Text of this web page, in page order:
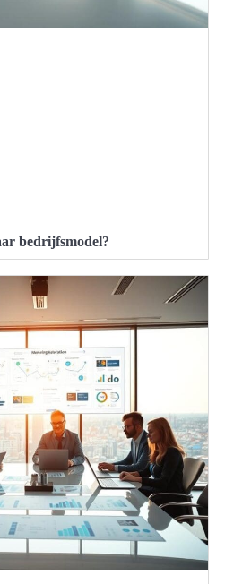
bedrijfsmodel?